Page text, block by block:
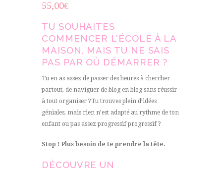
55,00€
TU SOUHAITES
COMMENCER L’ÉCOLE À LA
MAISON, MAIS TU NE SAIS
PAS PAR OÙ DÉMARRER ?
Tu en as assez de passer des heures à chercher
partout, de naviguer de blog en blog sans réussir
à tout organiser ?Tu trouves plein d’idées
géniales, mais rien n’est adapté au rythme de ton
enfant ou pas assez progressif progressif ?
Stop ! Plus besoin de te prendre la tête.
DÉCOUVRE UN